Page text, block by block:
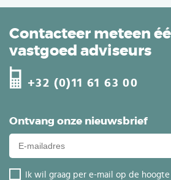
Ontvang onze nieuwsbrief
Ik wil graag per e-mail op de
Contacteer meteen
vastgoed adviseurs
+32 (0)11 61 63 00